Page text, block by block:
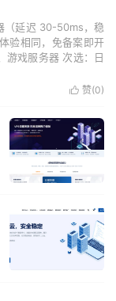
（延迟 30-50ms，稳
验相同，免备案即开
游戏服务器 次选：日
 赞(0)